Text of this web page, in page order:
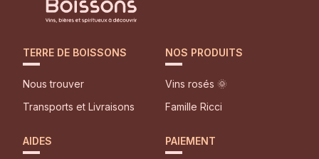
TERRE DE BOISSONS
Nous trouver
Transports et Livraisons
NOS PRODUITS
Vins rosés 🌞
Famille Ricci
AIDES PAIEMENT